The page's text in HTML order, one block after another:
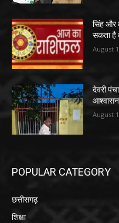
सिंह और
सकता है
August
देवरी
आश्वासन
August
POPULAR CATEGORY
छत्तीसगढ़
शिक्षा